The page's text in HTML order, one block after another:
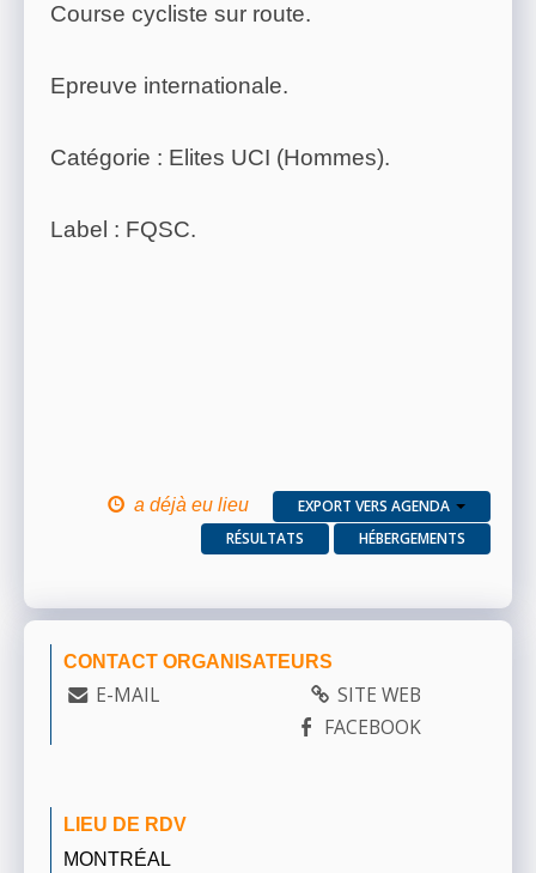
Course cycliste sur route.
Epreuve internationale.
Catégorie : Elites UCI (Hommes).
Label : FQSC.
a déjà eu lieu
EXPORT VERS AGENDA
RÉSULTATS
HÉBERGEMENTS
CONTACT ORGANISATEURS
E-MAIL
SITE WEB
FACEBOOK
LIEU DE RDV
MONTRÉAL